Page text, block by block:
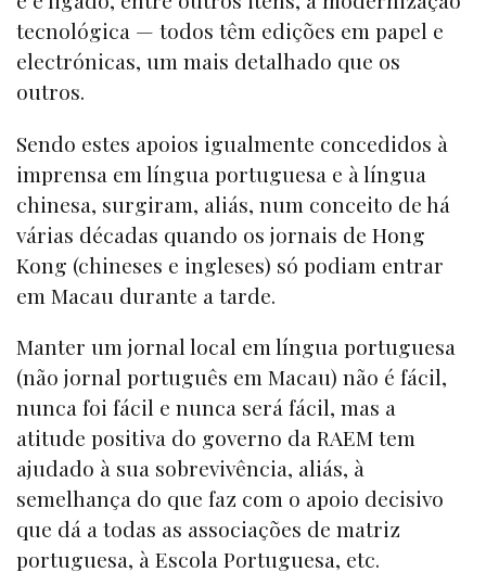
tecnológica — todos têm edições em papel e
electrónicas, um mais detalhado que os
outros.
Sendo estes apoios igualmente concedidos à
imprensa em língua portuguesa e à língua
chinesa, surgiram, aliás, num conceito de há
várias décadas quando os jornais de Hong
Kong (chineses e ingleses) só podiam entrar
em Macau durante a tarde.
Manter um jornal local em língua portuguesa
(não jornal português em Macau) não é fácil,
nunca foi fácil e nunca será fácil, mas a
atitude positiva do governo da RAEM tem
ajudado à sua sobrevivência, aliás, à
semelhança do que faz com o apoio decisivo
que dá a todas as associações de matriz
portuguesa, à Escola Portuguesa, etc.